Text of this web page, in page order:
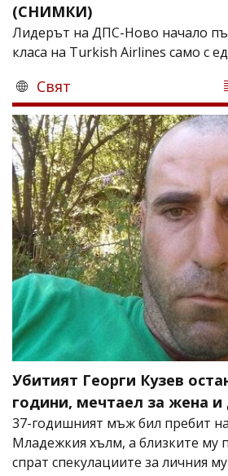
(СНИМКИ)
Лидерът на ДПС-Ново начало
класа на Turkish Airlines само с
Свят
Убитият Георги Кузев
години, мечтаел за жена и
37-годишният мъж бил пребит
Младежкия хълм, а близките му
спрат спекулациите за личния